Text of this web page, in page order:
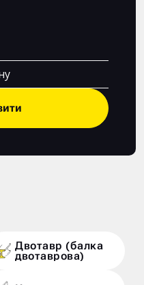
Двотавр (балка
двотаврова)